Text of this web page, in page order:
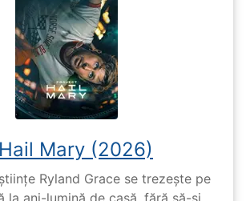
Mary (2026)
Ryland Grace se trezește pe